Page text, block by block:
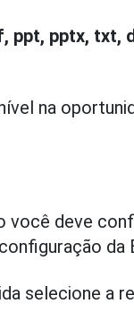
ppt, pptx, txt,
na
deve
da
selecione a